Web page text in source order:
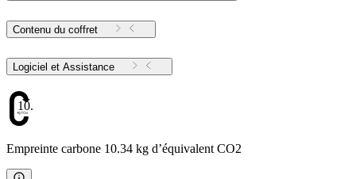
Contenu du coffret
Logiciel et Assistance
10.34
Empreinte carbone 10.34 kg d’équivalent CO2